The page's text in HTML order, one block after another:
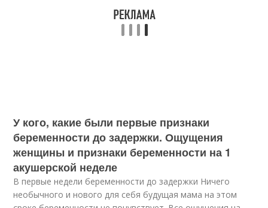
У кого, какие были первые признаки
беременности до задержки. Ощущения
женщины и признаки беременности на 1
акушерской неделе
В первые недели беременности до задержки Ничего
необычного и нового для себя будущая мама на этом